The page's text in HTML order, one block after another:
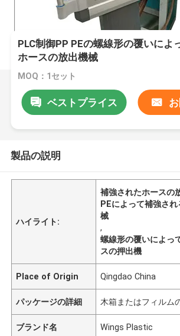
PLC制御PP PEの螺線形の覆いによ
ホースの放出機械
MOQ：1セット
ベストプライス
製品の説明
ハイライト:
補強されたホースの
PEによって補強さ
械
,
螺線形の覆いによっ
スの押出機
Place of Origin Qingdao China
パッケージの詳細 木箱またはフィルム
ブランド名 Wings Plastic